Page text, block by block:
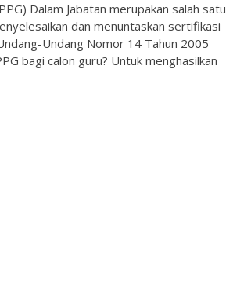
Dalam Jabatan merupakan salah satu
dan menuntaskan sertifikasi
Undang Nomor 14 Tahun 2005
bagi calon guru? Untuk menghasilkan